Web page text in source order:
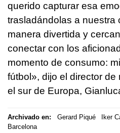
querido capturar esa
trasladándolas a nuestra
manera divertida y
conectar con los
momento de consumo:
fútbol», dijo el director de
el sur de Europa,
Archivado en: Gerard Piqué Iker
Barcelona